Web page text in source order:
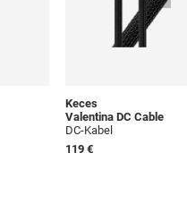
Keces
Valentina DC Cable
DC-Kabel
119 €